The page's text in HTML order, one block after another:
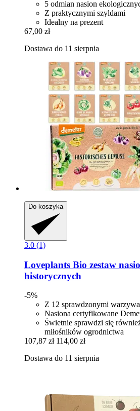
5 odmian nasion
Z praktycznymi szyldami
Idealny na prezent
67,00 zł
Dostawa do 11 sierpnia
Do koszyka
3.0 (1)
Loveplants Bio zestaw
historycznych
-5%
Z 12 sprawdzonymi
Nasiona certyfikowane
Świetnie sprawdzi się
miłośników ogrodnictwa
107,87 zł 114,00 zł
Dostawa do 11 sierpnia